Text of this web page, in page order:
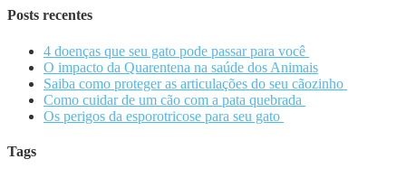
Posts recentes
4 doenças que seu gato pode passar para você
O impacto da Quarentena na saúde dos Animais
Saiba como proteger as articulações do seu cãozinho
Como cuidar de um cão com a pata quebrada
Os perigos da esporotricose para seu gato
Tags